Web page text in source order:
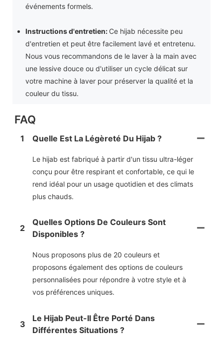
événements formels.
Instructions d'entretien: Ce hijab nécessite peu
d'entretien et peut être facilement lavé et entretenu.
Nous vous recommandons de le laver à la main avec
une lessive douce ou d'utiliser un cycle délicat sur
votre machine à laver pour préserver la qualité et la
couleur du tissu.
FAQ
1 Quelle Est La Légèreté Du Hijab ?
Le hijab est fabriqué à partir d'un tissu ultra-léger
conçu pour être respirant et confortable, ce qui le
rend idéal pour un usage quotidien et des climats
plus chauds.
2
Quelles Options De Couleurs Sont
Disponibles ?
Nous proposons plus de 20 couleurs et
proposons également des options de couleurs
personnalisées pour répondre à votre style et à
vos préférences uniques.
3
Le Hijab Peut-Il Être Porté Dans
Différentes Situations ?